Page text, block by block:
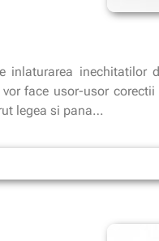
inlaturarea inechitatilor
vor face usor-usor
legea si pana…